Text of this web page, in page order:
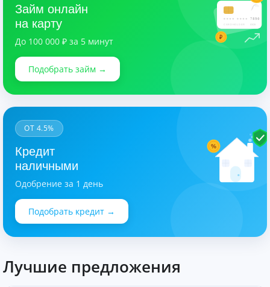
7890
CARDHOLDER 03/28
₽
Займ онлайн
на карту
До 100 000 ₽ за 5 минут
Подобрать займ →
%
ОТ 4.5%
Кредит
наличными
Одобрение за 1 день
Подобрать кредит →
Лучшие предложения